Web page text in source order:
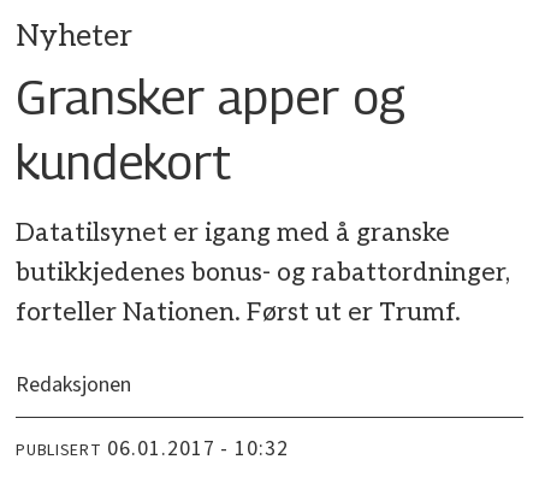
Nyheter
Gransker apper og
kundekort
Datatilsynet er igang med å granske
butikkjedenes bonus- og rabatt­ordninger,
forteller Nationen. Først ut er Trumf.
Redaksjonen
PUBLISERT 06.01.2017 - 10:32